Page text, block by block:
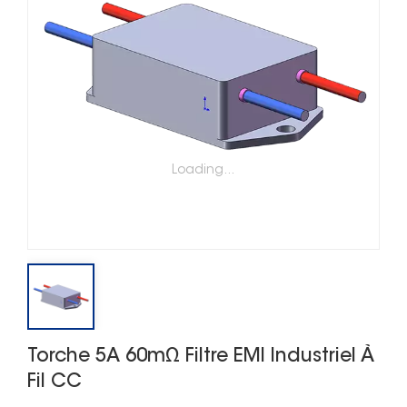
Loading...
Torche 5A 60mΩ Filtre EMI Industriel À
Fil CC